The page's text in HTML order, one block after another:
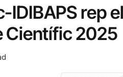
IDIBAPS rep
Científic 2025